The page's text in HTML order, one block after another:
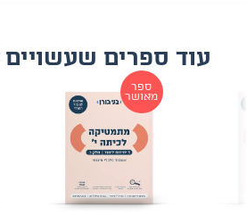
עוד ספרים שעשויים
ספר
מאושר